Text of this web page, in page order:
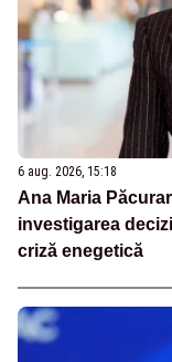
6 aug. 2026, 15:18
Ana Maria
investigarea
criză enegetică